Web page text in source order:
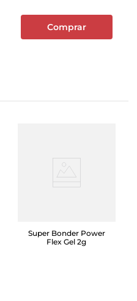
Comprar
Super Bonder Power
Flex Gel 2g